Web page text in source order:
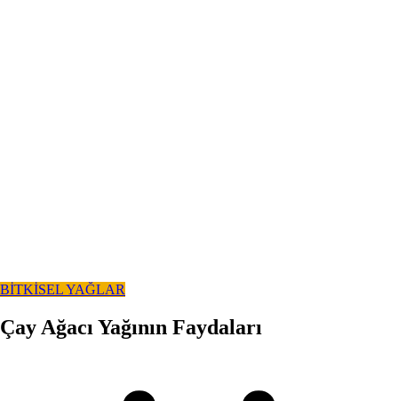
BİTKİSEL YAĞLAR
Çay Ağacı Yağının Faydaları